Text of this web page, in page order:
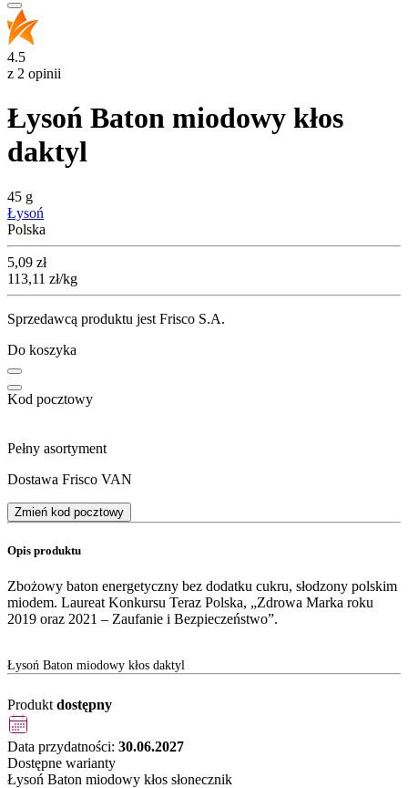
4.5
z 2 opinii
Łysoń Baton miodowy kłos
daktyl
45 g
Łysoń
Polska
Cena
5,09 zł
113,11 zł/kg
Sprzedawcą produktu jest Frisco S.A.
Do koszyka
Kod pocztowy
Pełny asortyment
Dostawa Frisco VAN
Zmień kod pocztowy
Opis produktu
Zbożowy baton energetyczny bez dodatku cukru, słodzony polskim
miodem. Laureat Konkursu Teraz Polska, „Zdrowa Marka roku
2019 oraz 2021 – Zaufanie i Bezpieczeństwo”.
Łysoń Baton miodowy kłos daktyl
Produkt dostępny
Data przydatności: 30.06.2027
Dostępne warianty
Łysoń Baton miodowy kłos słonecznik